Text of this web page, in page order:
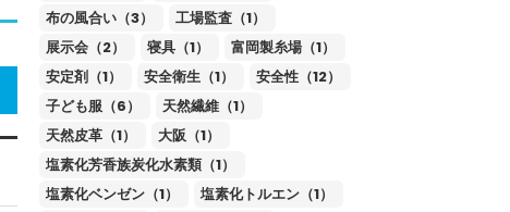
布の風合い（3）
工場監査（1）
展示会（2）
寝具（1）
富岡製糸場（1）
安定剤（1）
安全衛生（1）
安全性（12）
子ども服（6）
天然繊維（1）
天然皮革（1）
大阪（1）
塩素化芳香族炭化水素類（1）
塩素化ベンゼン（1）
塩素化トルエン（1）